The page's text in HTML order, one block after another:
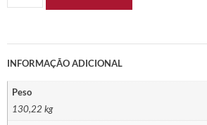
INFORMAÇÃO ADICIONAL
Peso
130,22 kg